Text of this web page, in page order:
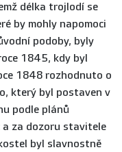
délka trojlodí se
by mohly napomoci
podoby, byly
1845, kdy byl
1848 rozhodnuto o
který byl postaven v
podle plánů
a za dozoru stavitele
byl slavnostně